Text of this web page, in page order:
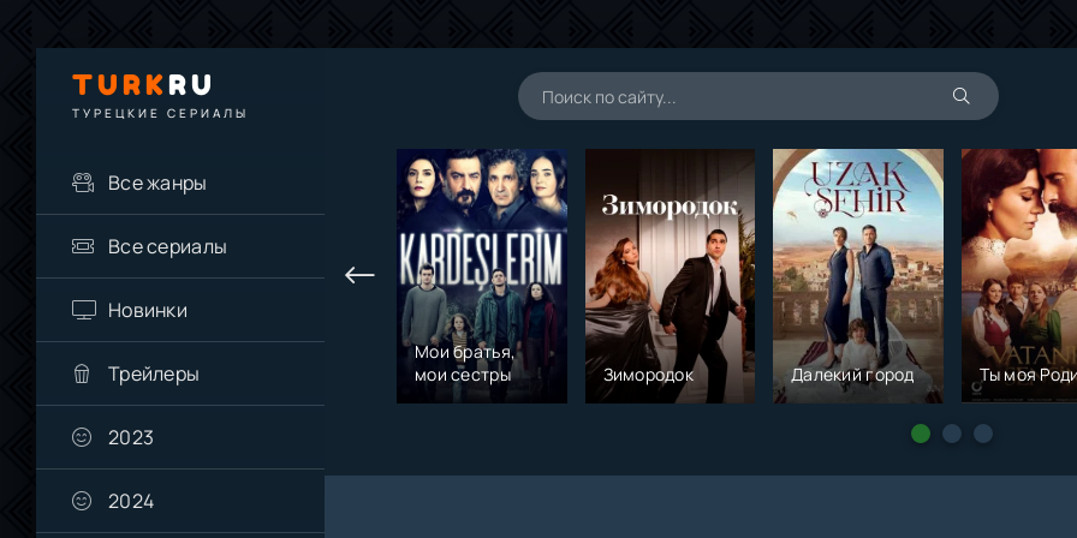
TURKRU
ТУРЕЦКИЕ СЕРИАЛЫ
Все жанры
Все сериалы
Новинки
Трейлеры
2023
2024
Мои братья,
мои сестры
Зимородок Далекий город Ты моя